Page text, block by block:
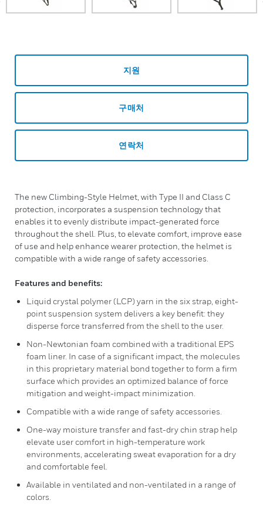
지원
구매처
연락처
The new Climbing-Style Helmet, with Type II and Class C
protection, incorporates a suspension technology that
enables it to evenly distribute impact-generated force
throughout the shell. Plus, to elevate comfort, improve ease
of use and help enhance wearer protection, the helmet is
compatible with a wide range of safety accessories.
Features and benefits:
Liquid crystal polymer (LCP) yarn in the six strap, eight-
point suspension system delivers a key benefit: they
disperse force transferred from the shell to the user.
Non-Newtonian foam combined with a traditional EPS
foam liner. In case of a significant impact, the molecules
in this proprietary material bond together to form a firm
surface which provides an optimized balance of force
mitigation and weight-impact minimization.
Compatible with a wide range of safety accessories.
One-way moisture transfer and fast-dry chin strap help
elevate user comfort in high-temperature work
environments, accelerating sweat evaporation for a dry
and comfortable feel.
Available in ventilated and non-ventilated in a range of
colors.